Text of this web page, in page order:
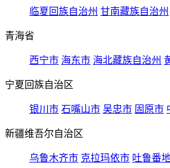
临夏回族自治州 甘南藏族自治州
青海省
西宁市 海东市 海北藏族自治州
宁夏回族自治区
银川市 石嘴山市 吴忠市 固原市
新疆维吾尔自治区
乌鲁木齐市 克拉玛依市 吐鲁番